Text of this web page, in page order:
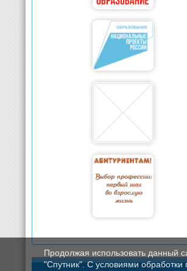
Продолжая использовать данный
"Спутник". С условиями